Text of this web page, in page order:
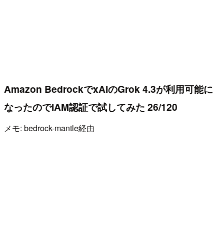
Amazon BedrockでxAIのGrok 4.3が利用可能に
なったのでIAM認証で試してみた 26/120
メモ: bedrock-mantle経由